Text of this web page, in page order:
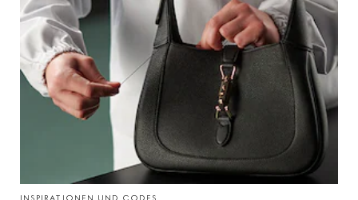
INSPIRATIONEN UND CODES